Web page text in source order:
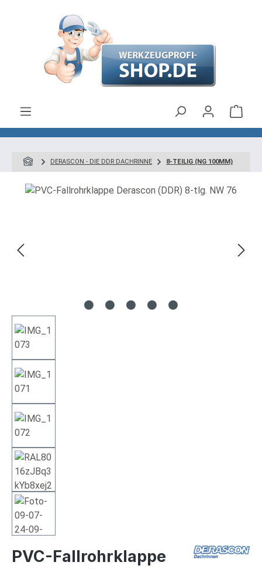
Zum Hauptinhalt springen
DERASCON - DIE DDR DACHRINNE 8-TEILIG (NG 100MM)
Bildergalerie überspringen
PVC-Fallrohrklappe